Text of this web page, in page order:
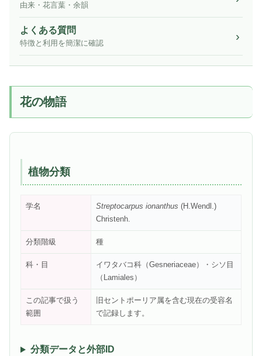
由来・花言葉・余韻
よくある質問
特徴と利用を簡潔に確認
花の物語
植物分類
学名 Streptocarpus ionanthus (H.Wendl.)
Christenh.
分類階級 種
科・目
イワタバコ科（Gesneriaceae）・シソ目
（Lamiales）
この記事で扱う
範囲
旧セントポーリア属を含む現在の受容名
で記録します。
分類データと外部ID